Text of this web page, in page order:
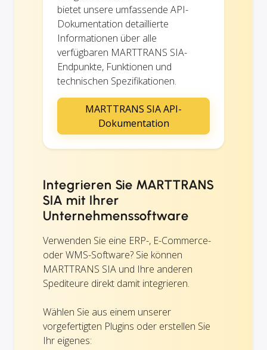
bietet unsere umfassende API-
Dokumentation detaillierte
Informationen über alle
verfügbaren MARTTRANS SIA-
Endpunkte, Funktionen und
technischen Spezifikationen.
MARTTRANS SIA API-
Dokumentation
Integrieren Sie MARTTRANS
SIA mit Ihrer
Unternehmenssoftware
Verwenden Sie eine ERP-, E-Commerce-
oder WMS-Software? Sie können
MARTTRANS SIA und Ihre anderen
Spediteure direkt damit integrieren.
Wählen Sie aus einem unserer
vorgefertigten Plugins oder erstellen Sie
Ihr eigenes: